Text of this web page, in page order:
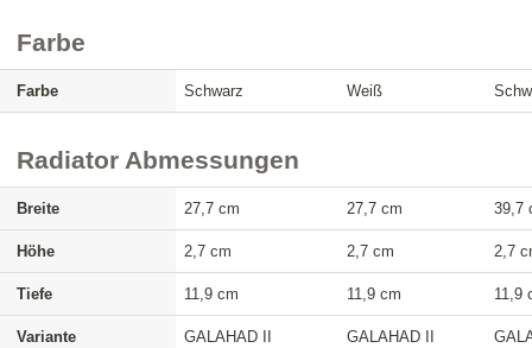
Farbe
Farbe Schwarz Weiß
Radiator Abmessungen
Breite 27,7 cm 27,7 cm 39,7
Höhe 2,7 cm 2,7 cm 2,7
Tiefe 11,9 cm 11,9 cm 11,9
Variante
GALAHAD II
GALAHAD II